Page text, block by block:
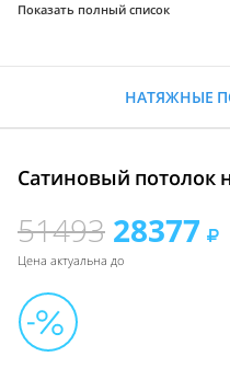
Показать полный список
НАТЯЖНЫЕ
Сатиновый потолок
51493 28377
Цена актуальна до